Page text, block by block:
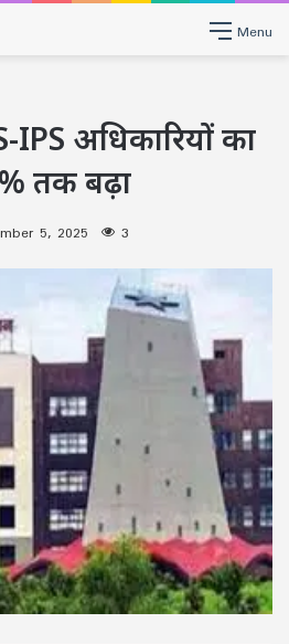
Menu
IPS अधिकारियों का
तक बढ़ा
5, 2025 3